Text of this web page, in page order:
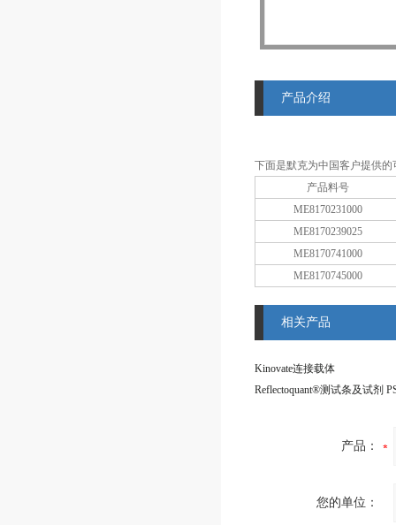
产品介绍
下面是默克为中国客户提供
产品料号
ME8170231000
ME8170239025
ME8170741000
ME8170745000
相关产品
Kinovate连接载体
产品：
您的单位：